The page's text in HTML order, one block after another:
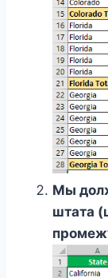
Мы
штата